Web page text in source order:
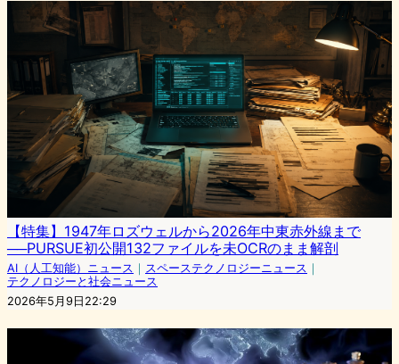
【特集】1947年ロズウェルから2026年中東赤外線まで
──PURSUE初公開132ファイルを未OCRのまま解剖
AI（人工知能）ニュース ｜ スペーステクノロジーニュース ｜
テクノロジーと社会ニュース
2026年5月9日22:29